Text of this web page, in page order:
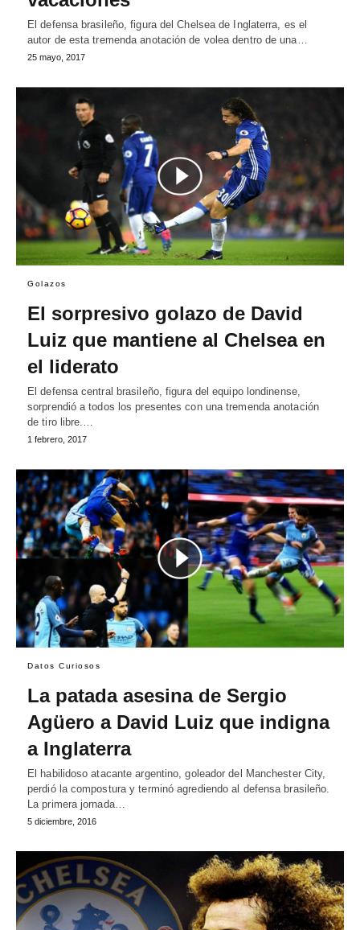
El defensa brasileño, figura del Chelsea de Inglaterra, es el
autor de esta tremenda anotación de volea dentro de una…
25 mayo, 2017
Golazos
El sorpresivo golazo de David
Luiz que mantiene al Chelsea en
el liderato
El defensa central brasileño, figura del equipo londinense,
sorprendió a todos los presentes con una tremenda anotación
de tiro libre.…
1 febrero, 2017
Datos Curiosos
La patada asesina de Sergio
Agüero a David Luiz que indigna
a Inglaterra
El habilidoso atacante argentino, goleador del Manchester City,
perdió la compostura y terminó agrediendo al defensa brasileño.
La primera jornada…
5 diciembre, 2016